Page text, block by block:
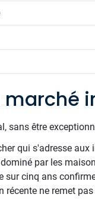
marché
sans être
qui s'adresse
par les
sur cinq ans
ne remet